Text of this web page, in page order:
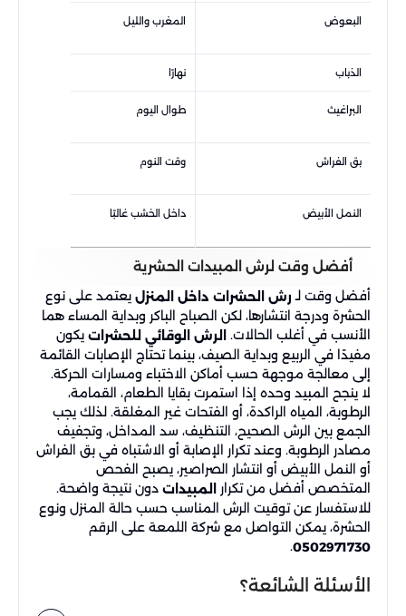
البعوض المغرب والليل
الذباب نهارًا
البراغيث طوال اليوم
بق الفراش وقت النوم
النمل الأبيض داخل الخشب غالبًا
أفضل وقت لرش المبيدات الحشرية
أفضل وقت لـ رش الحشرات داخل المنزل يعتمد على نوع
الحشرة ودرجة انتشارها، لكن الصباح الباكر وبداية المساء هما
الأنسب في أغلب الحالات.
الرش الوقائي للحشرات يكون
مفيدًا في الربيع وبداية الصيف، بينما تحتاج الإصابات القائمة
إلى معالجة موجهة حسب أماكن الاختباء ومسارات الحركة.
لا ينجح المبيد وحده إذا استمرت بقايا الطعام، القمامة،
الرطوبة، المياه الراكدة، أو الفتحات غير المغلقة. لذلك يجب
الجمع بين الرش الصحيح، التنظيف، سد المداخل، وتجفيف
مصادر الرطوبة. وعند تكرار الإصابة أو الاشتباه في بق الفراش
أو النمل الأبيض أو انتشار الصراصير، يصبح الفحص
المتخصص أفضل من تكرار
المبيدات دون نتيجة واضحة.
للاستفسار عن توقيت الرش المناسب حسب حالة المنزل ونوع
الحشرة، يمكن التواصل مع شركة اللمعة على الرقم
0502971730
.
الأسئلة الشائعة؟